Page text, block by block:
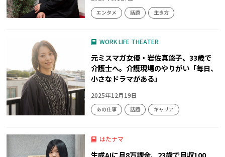
エンタメ 話題 生き方
WORK LIFE THEATER
元ミスマガ女優・岩佐真悠子、33歳で
介護士へ。介護現場のやりがい「毎日、
小さなドラマがある」
2025年12月19日
あの仕事 話題 キャリア
はたナマ
生成AIに月8万課金、23歳で月収100